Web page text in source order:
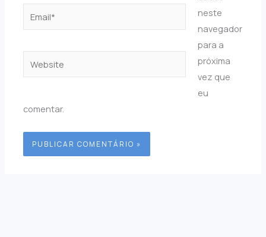
neste
navegador
para a
próxima
vez que
eu
comentar.